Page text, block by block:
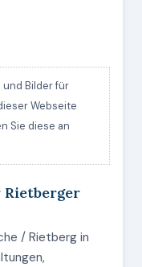
und Bilder für
Webseite
Sie diese an
/ Rietberg in